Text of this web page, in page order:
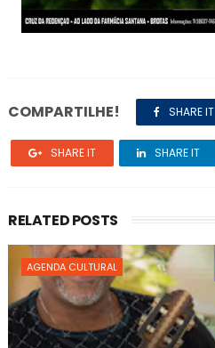
COMPARTILHE! SHARE IT
SHARE IT SHARE IT
RELATED POSTS
AGENDA CULTURAL